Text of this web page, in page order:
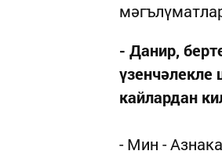
- Данир,
кайлардан
- Мин -